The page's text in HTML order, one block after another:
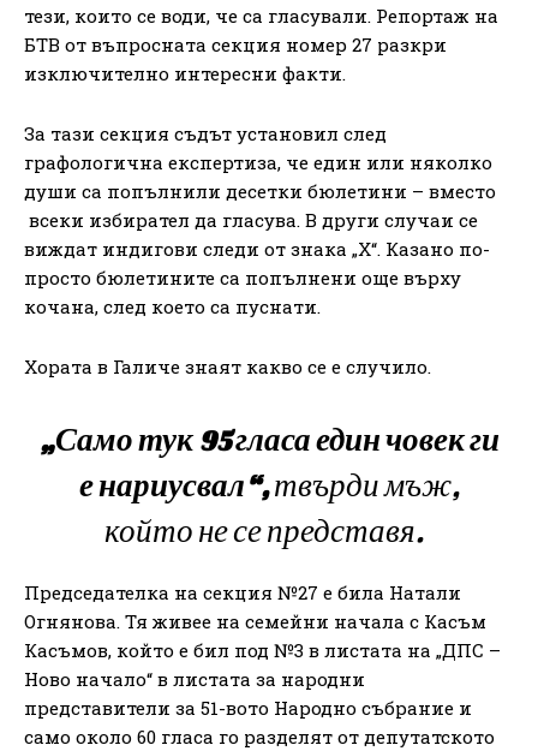
тези, които се води, че са гласували. Репортаж на
БТВ от въпросната секция номер 27 разкри
изключително интересни факти.
За тази секция съдът установил след
графологична експертиза, че един или няколко
души са попълнили десетки бюлетини – вместо
всеки избирател да гласува. В други случаи се
виждат индигови следи от знака „Х“. Казано по-
просто бюлетините са попълнени още върху
кочана, след което са пуснати.
Хората в Галиче знаят какво се е случило.
„Само тук 95 гласа един човек ги
е нариусвал“,твърди мъж,
който не се представя.
Председателка на секция №27 е била Натали
Огнянова. Тя живее на семейни начала с Касъм
Касъмов, който е бил под №3 в листата на „ДПС –
Ново начало“ в листата за народни
представители за 51-вото Народно събрание и
само около 60 гласа го разделят от депутатското